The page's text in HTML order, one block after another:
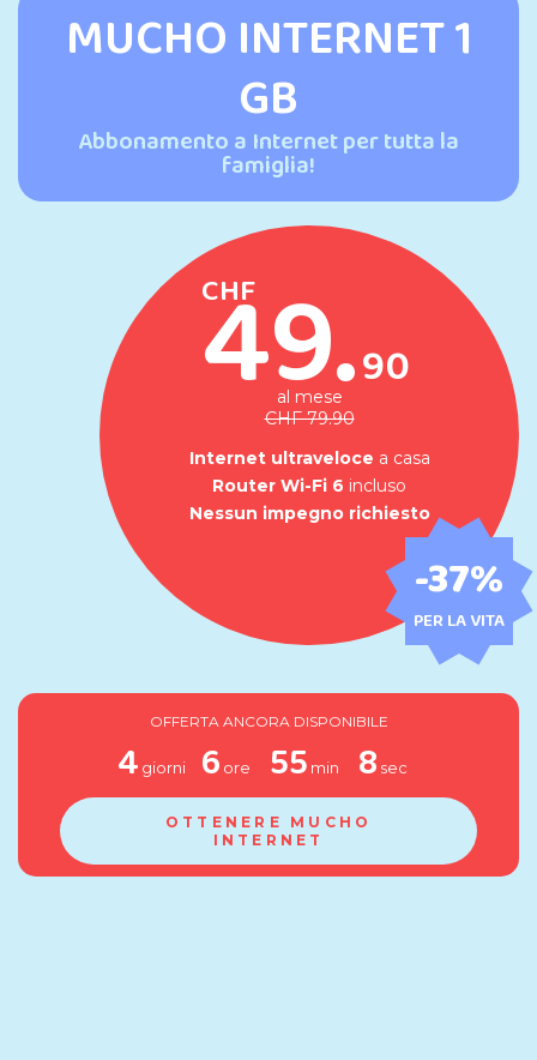
MUCHO INTERNET 1
GB
Abbonamento a Internet per tutta la
famiglia!
CHF
49.90
al mese
CHF 79.90
Internet ultraveloce a casa
Router Wi-Fi 6 incluso
Nessun impegno richiesto
-37%
PER LA VITA
OFFERTA ANCORA DISPONIBILE
4 giorni 6 ore 55 min 7 sec
OTTENERE MUCHO
INTERNET